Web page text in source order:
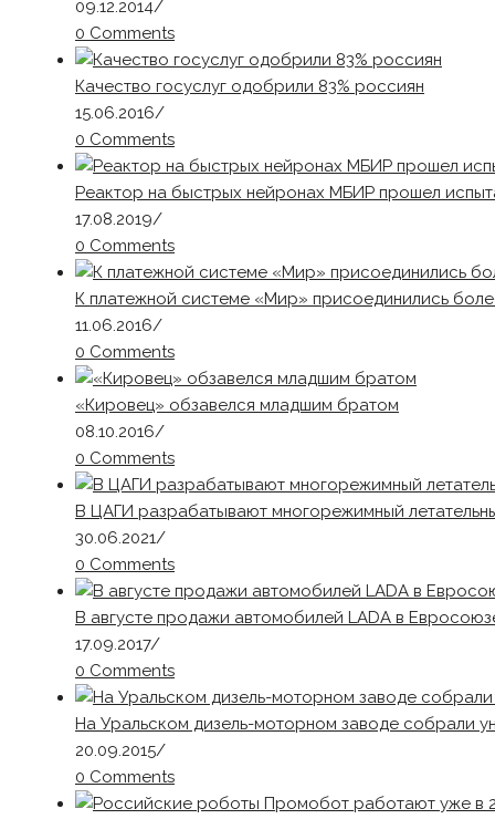
09.12.2014/
0 Comments
Качество госуслуг одобрили 83% россиян
15.06.2016/
0 Comments
Реактор на быстрых нейронах МБИР прошел
17.08.2019/
0 Comments
К платежной системе «Мир» присоединились
11.06.2016/
0 Comments
«Кировец» обзавелся младшим братом
08.10.2016/
0 Comments
В ЦАГИ разрабатывают многорежимный
30.06.2021/
0 Comments
В августе продажи автомобилей LADA в
17.09.2017/
0 Comments
На Уральском дизель-моторном заводе собрали
20.09.2015/
0 Comments